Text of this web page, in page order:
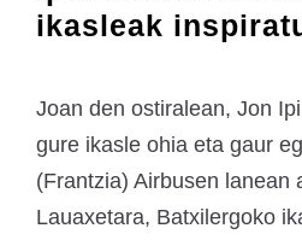
ikasleak
Joan den ostiralean, Jon
gure ikasle ohia eta gaur
(Frantzia) Airbusen lanean
Lauaxetara, Batxilergoko